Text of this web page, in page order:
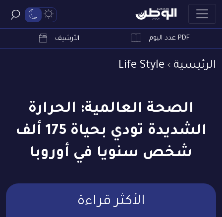
PDF عدد اليوم الأرشيف
الرئيسية Life Style
الصحة العالمية: الحرارة
الشديدة تودي بحياة 175 ألف
شخص سنويا في أوروبا
الأكثر قراءة